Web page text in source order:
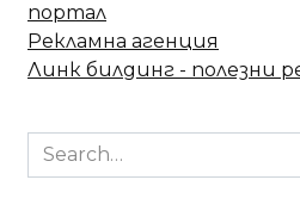
портал
Рекламна агенция
Линк билдинг - полезни
Search
for: